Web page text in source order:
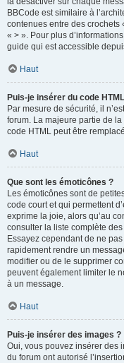
BBCode est similaire à
contenues entre des crochets
« > ». Pour plus
guide qui est accessible
Haut
Puis-je insérer du code
Par mesure de sécurité, il
forum. La majeure partie de
code HTML peut être
Haut
Que sont les émoticônes ?
Les émoticônes sont de
code court et qui permettent
exprime la joie, alors qu’au
consulter la liste complète
Essayez cependant de ne
rapidement rendre un
modifier ou de le supprimer
peuvent également limiter le
à un message.
Haut
Puis-je insérer des images ?
Oui, vous pouvez insérer des
du forum ont autorisé